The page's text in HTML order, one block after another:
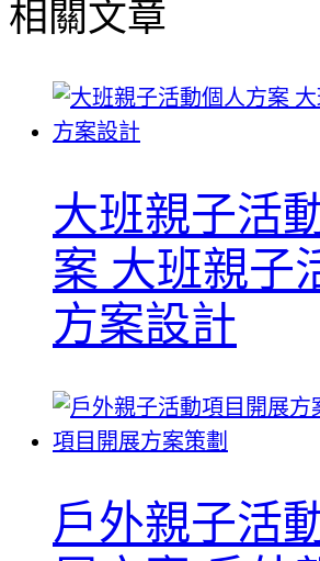
相關文章
大班親子活
案 大班親子
方案設計
戶外親子活